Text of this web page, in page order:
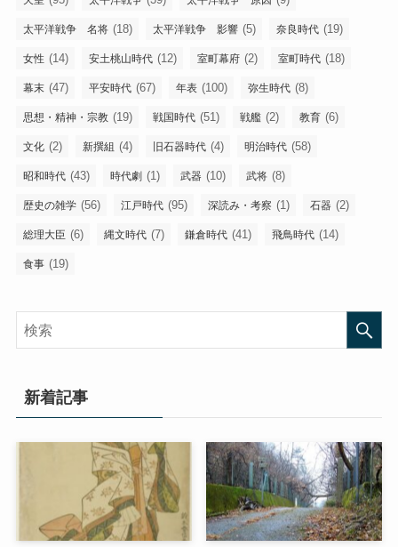
太平洋戦争 名将 (18) 太平洋戦争 影響 (5) 奈良時代 (19)
女性 (14) 安土桃山時代 (12) 室町幕府 (2) 室町時代 (18)
幕末 (47) 平安時代 (67) 年表 (100) 弥生時代 (8)
思想・精神・宗教 (19) 戦国時代 (51) 戦艦 (2) 教育 (6)
文化 (2) 新撰組 (4) 旧石器時代 (4) 明治時代 (58)
昭和時代 (43) 時代劇 (1) 武器 (10) 武将 (8)
歴史の雑学 (56) 江戸時代 (95) 深読み・考察 (1) 石器 (2)
総理大臣 (6) 縄文時代 (7) 鎌倉時代 (41) 飛鳥時代 (14)
食事 (19)
新着記事